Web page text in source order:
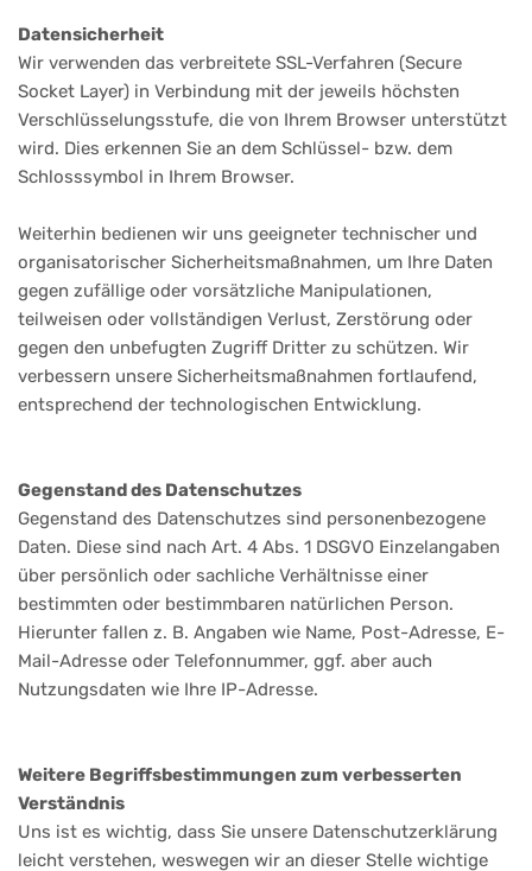
Datensicherheit
Wir verwenden das verbreitete SSL-Verfahren (Secure
Socket Layer) in Verbindung mit der jeweils höchsten
Verschlüsselungsstufe, die von Ihrem Browser unterstützt
wird. Dies erkennen Sie an dem Schlüssel- bzw. dem
Schlosssymbol in Ihrem Browser.
Weiterhin bedienen wir uns geeigneter technischer und
organisatorischer Sicherheitsmaßnahmen, um Ihre Daten
gegen zufällige oder vorsätzliche Manipulationen,
teilweisen oder vollständigen Verlust, Zerstörung oder
gegen den unbefugten Zugriff Dritter zu schützen. Wir
verbessern unsere Sicherheitsmaßnahmen fortlaufend,
entsprechend der technologischen Entwicklung.
Gegenstand des Datenschutzes
Gegenstand des Datenschutzes sind personenbezogene
Daten. Diese sind nach Art. 4 Abs. 1 DSGVO Einzelangaben
über persönlich oder sachliche Verhältnisse einer
bestimmten oder bestimmbaren natürlichen Person.
Hierunter fallen z. B. Angaben wie Name, Post-Adresse, E-
Mail-Adresse oder Telefonnummer, ggf. aber auch
Nutzungsdaten wie Ihre IP-Adresse.
Weitere Begriffsbestimmungen zum verbesserten
Verständnis
Uns ist es wichtig, dass Sie unsere Datenschutzerklärung
leicht verstehen, weswegen wir an dieser Stelle wichtige